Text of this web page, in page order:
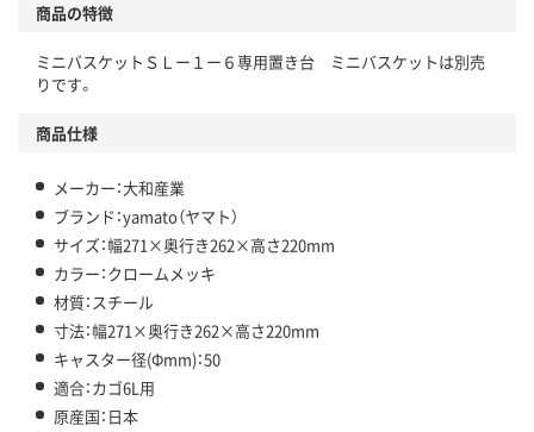
商品の特徴
ミニバスケットＳＬー１ー６専用置き台 ミニバスケットは別売
りです。
商品仕様
メーカー：大和産業
ブランド：yamato（ヤマト）
サイズ：幅271×奥行き262×高さ220mm
カラー：クロームメッキ
材質：スチール
寸法：幅271×奥行き262×高さ220mm
キャスター径(Φmm)：50
適合：カゴ6L用
原産国：日本